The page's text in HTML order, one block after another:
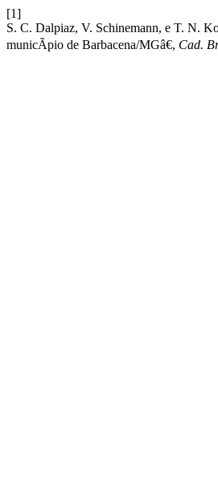
[1]
S. C. Dalpiaz, V. Schinemann, e T. N.
municÃ­pio de Barbacena/MGâ€, Cad.